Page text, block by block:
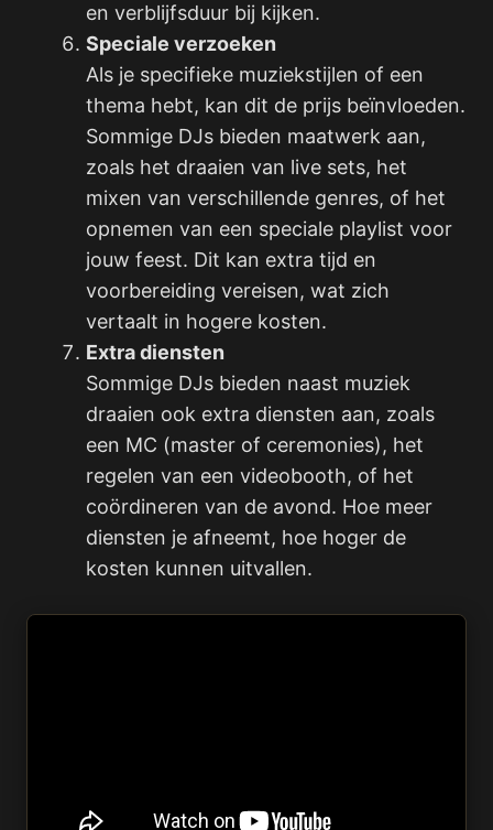
en verblijfsduur bij kijken.
Speciale verzoeken
Als je specifieke muziekstijlen of een
thema hebt, kan dit de prijs beïnvloeden.
Sommige DJs bieden maatwerk aan,
zoals het draaien van live sets, het
mixen van verschillende genres, of het
opnemen van een speciale playlist voor
jouw feest. Dit kan extra tijd en
voorbereiding vereisen, wat zich
vertaalt in hogere kosten.
Extra diensten
Sommige DJs bieden naast muziek
draaien ook extra diensten aan, zoals
een MC (master of ceremonies), het
regelen van een videobooth, of het
coördineren van de avond. Hoe meer
diensten je afneemt, hoe hoger de
kosten kunnen uitvallen.